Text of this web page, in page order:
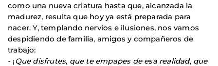
como una nueva criatura hasta que, alcanzada la
madurez, resulta que hoy ya está preparada para
nacer. Y, templando nervios e ilusiones, nos vamos
despidiendo de familia, amigos y compañeros de
trabajo:
- ¡Que disfrutes, que te empapes de esa realidad, que